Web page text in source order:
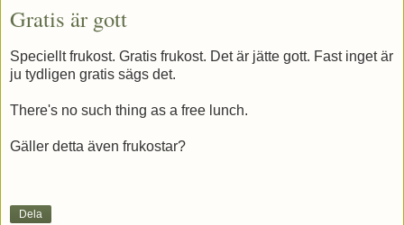
Gratis är gott
Speciellt frukost. Gratis frukost. Det är jätte gott. Fast inget är
ju tydligen gratis sägs det.
There's no such thing as a free lunch.
Gäller detta även frukostar?
Dela